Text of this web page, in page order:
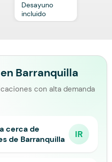
Desayuno
incluido
Barranquilla
con alta demanda
cerca de
de Barranquilla
IR